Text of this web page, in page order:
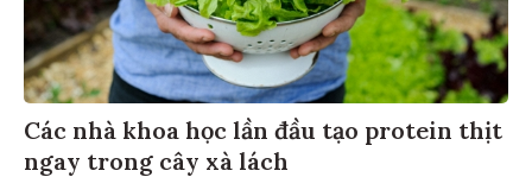
Các nhà khoa học lần đầu tạo protein thịt
ngay trong cây xà lách